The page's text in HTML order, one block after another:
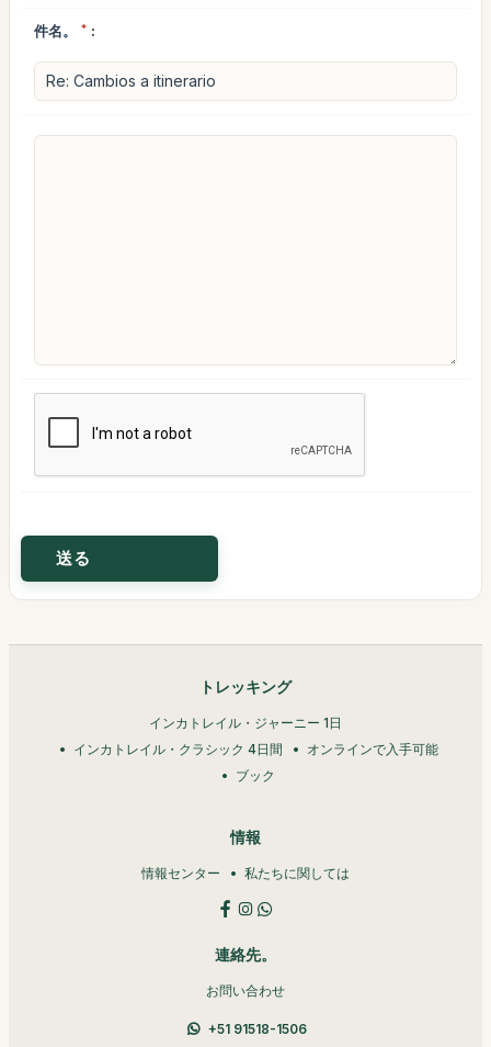
件名。 * :
トレッキング
インカトレイル・ジャーニー 1日
インカトレイル・クラシック 4日間
オンラインで入手可能
ブック
情報
情報センター 私たちに関しては
連絡先。
お問い合わせ
+51 91518-1506